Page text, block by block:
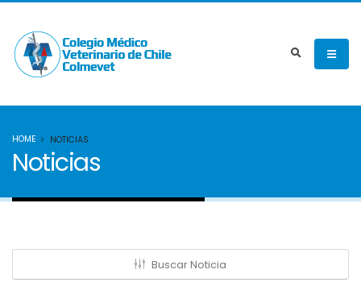
HOME NOTICIAS
Noticias
Buscar Noticia